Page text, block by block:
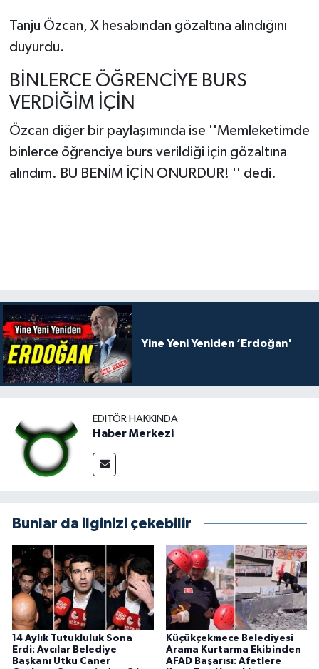
Tanju Özcan, X hesabından gözaltına alındığını
duyurdu.
BİNLERCE ÖĞRENCİYE BURS
VERDİĞİM İÇİN
Özcan diğer bir paylaşımında ise ''Memleketimde
binlerce öğrenciye burs verildiği için gözaltına
alındım. BU BENİM İÇİN ONURDUR! '' dedi.
Yine Yeni Yeniden ‘Erdoğan'
EDITÖR HAKKINDA
Haber Merkezi
Bunlar da ilginizi çekebilir
14 Aylık Tutukluluk Sona
Erdi: Avcılar Belediye
Başkanı Utku Caner
Küçükçekmece Belediyesi
Arama Kurtarma Ekibinden
AFAD Başarısı: Afetlere